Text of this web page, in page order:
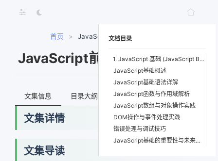
首页 > JavaScript前端开发核心技术
JavaScript前端开发核心技术
文集信息 目录大纲 最新文档 知识宇宙
文集详情
文集导读
文档目录
1. JavaScript 基础 (JavaScript Basics)
JavaScript基础概述
JavaScript基础语法详解
JavaScript函数与作用域解析
JavaScript数组与对象操作实践
DOM操作与事件处理实践
错误处理与调试技巧
JavaScript基础的重要性与未来发展